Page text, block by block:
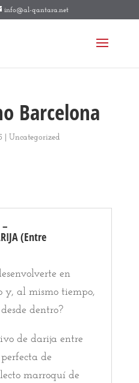
info@al-qantara.net
Barcelona
Uncategorized
–
(Entre
en
y, al mismo tiempo,
dentro?
de darija entre
de
marroquí de